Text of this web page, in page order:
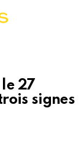
27
signes